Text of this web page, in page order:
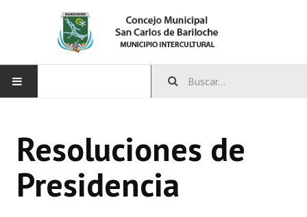
CONCEJO
Bloques Políticos
Resoluciones de
Presidencia